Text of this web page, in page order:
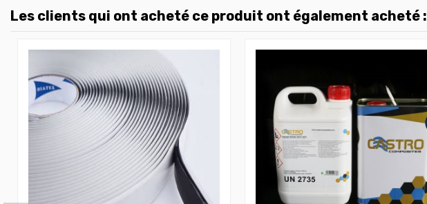
Les clients qui ont acheté ce produit ont également acheté :